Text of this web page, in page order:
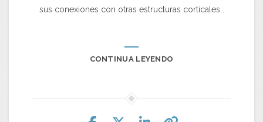
sus conexiones con otras estructuras corticales…
CONTINUA LEYENDO